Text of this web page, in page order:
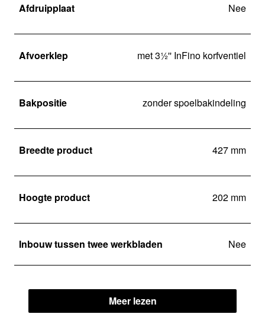
Afdruipplaat Nee
Afvoerklep met 3½'' InFino korfventiel
Bakpositie zonder spoelbakindeling
Breedte product 427 mm
Hoogte product 202 mm
Inbouw tussen twee werkbladen Nee
Meer lezen